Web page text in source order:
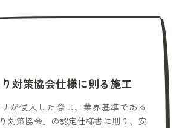
対策協会仕様に則る施工
が侵入した際は、業界基準である
対策協会」の認定仕様書に則り、安